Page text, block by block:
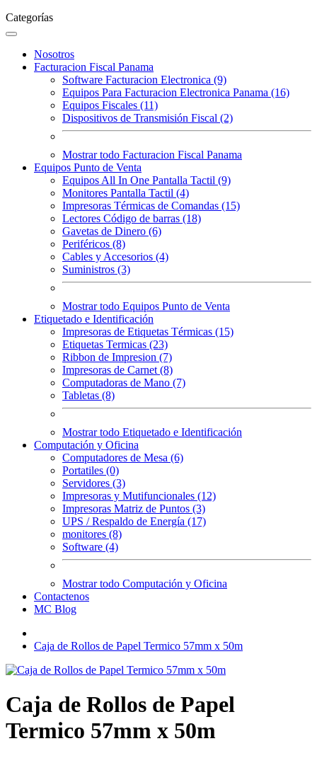
Categorías
Nosotros
Facturacion Fiscal Panama
Software Facturacion Electronica (9)
Equipos Para Facturacion Electronica Panama (16)
Equipos Fiscales (11)
Dispositivos de Transmisión Fiscal (2)
Mostrar todo Facturacion Fiscal Panama
Equipos Punto de Venta
Equipos All In One Pantalla Tactil (9)
Monitores Pantalla Tactil (4)
Impresoras Térmicas de Comandas (15)
Lectores Código de barras (18)
Gavetas de Dinero (6)
Periféricos (8)
Cables y Accesorios (4)
Suministros (3)
Mostrar todo Equipos Punto de Venta
Etiquetado e Identificación
Impresoras de Etiquetas Térmicas (15)
Etiquetas Termicas (23)
Ribbon de Impresion (7)
Impresoras de Carnet (8)
Computadoras de Mano (7)
Tabletas (8)
Mostrar todo Etiquetado e Identificación
Computación y Oficina
Computadores de Mesa (6)
Portatiles (0)
Servidores (3)
Impresoras y Mutifuncionales (12)
Impresoras Matriz de Puntos (3)
UPS / Respaldo de Energía (17)
monitores (8)
Software (4)
Mostrar todo Computación y Oficina
Contactenos
MC Blog
Caja de Rollos de Papel Termico 57mm x 50m
Caja de Rollos de Papel
Termico 57mm x 50m